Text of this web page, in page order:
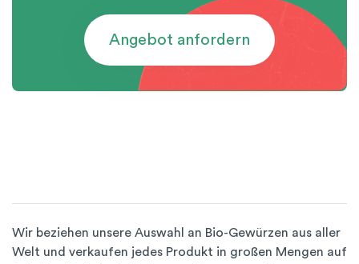
Angebot anfordern
Wir beziehen unsere Auswahl an Bio-Gewürzen aus aller
Welt und verkaufen jedes Produkt in großen Mengen auf